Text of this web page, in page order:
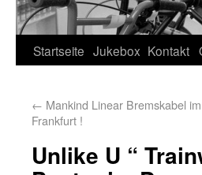
Startseite Jukebox Kontakt
← Mankind Linear Bremskabel
Frankfurt !
Unlike U “